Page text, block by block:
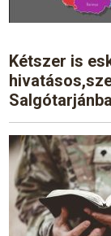
Kétszer is